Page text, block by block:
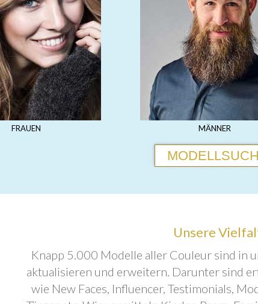
FRAUEN MÄNNER
Unsere
Knapp 5.000 Modelle aller Couleur sind in
aktualisieren und erweitern. Darunter sind
wie New Faces, Influencer, Testimonials,